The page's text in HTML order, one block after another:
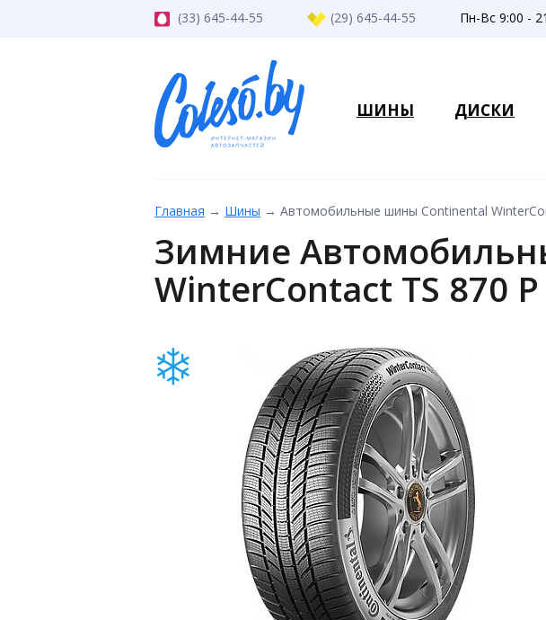
(33) 645-44-55 (29) 645-44-55 Пн-Вс 9:00 -
ШИНЫ ДИСКИ
Главная → Шины → Автомобильные шины Continental
Зимние
WinterContact TS 870